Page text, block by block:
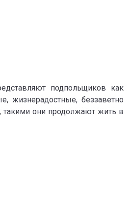
подпольщиков как
беззаветно
они продолжают жить в